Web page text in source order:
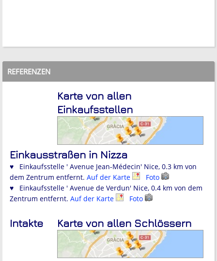
REFERENZEN
Karte von allen
Einkaufsstellen
Einkausstraßen in Nizza
♥ Einkaufsstelle ' Avenue Jean-Médecin' Nice, 0.3 km von
dem Zentrum entfernt. Auf der Karte
Foto
♥ Einkaufsstelle ' Avenue de Verdun' Nice, 0.4 km von dem
Zentrum entfernt. Auf der Karte Foto
Karte von allen Schlössern
Intakte